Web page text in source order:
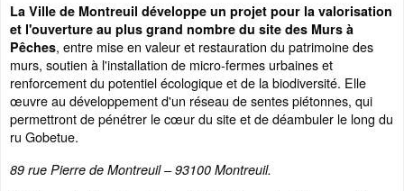
La Ville de Montreuil développe un projet pour la valorisation
et l'ouverture au plus grand nombre du site des Murs à
Pêches, entre mise en valeur et restauration du patrimoine des
murs, soutien à l'installation de micro-fermes urbaines et
renforcement du potentiel écologique et de la biodiversité. Elle
œuvre au développement d'un réseau de sentes piétonnes, qui
permettront de pénétrer le cœur du site et de déambuler le long du
ru Gobetue.
89 rue Pierre de Montreuil – 93100 Montreuil.